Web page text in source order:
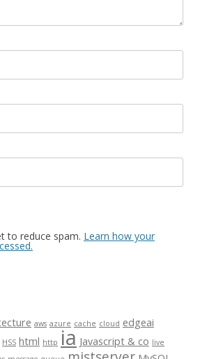
to reduce spam. Learn how your
aws azure cache cloud edgeai
HSS html http ia Javascript & co live